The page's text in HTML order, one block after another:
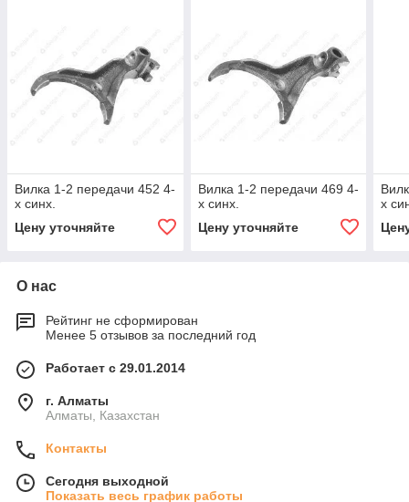
Вилка 1-2 передачи 452 4-
х синх.
Цену уточняйте
Вилка 1-2 передачи 469 4-
х синх.
Цену уточняйте
х
О нас
Рейтинг не сформирован
Менее 5 отзывов за последний год
Работает с 29.01.2014
г. Алматы
Алматы, Казахстан
Контакты
Сегодня выходной
Показать весь график работы